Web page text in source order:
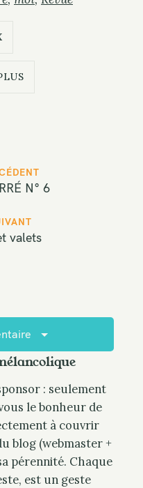
N° 6
valets
: seulement
le bonheur de
à couvrir
blog (webmaster +
pérennité. Chaque
est un geste